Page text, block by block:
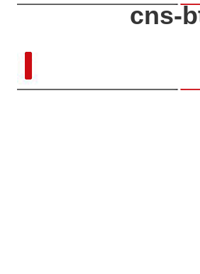
cns-bt